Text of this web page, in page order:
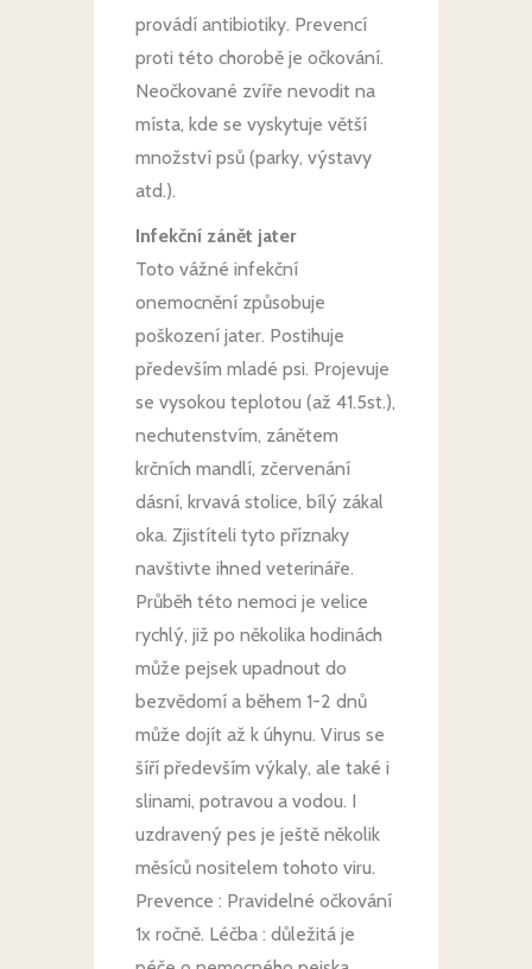
provádí antibiotiky. Prevencí
proti této chorobě je očkování.
Neočkované zvíře nevodit na
místa, kde se vyskytuje větší
množství psů (parky, výstavy
atd.).
Infekční zánět jater
Toto vážné infekční
onemocnění způsobuje
poškození jater. Postihuje
především mladé psi. Projevuje
se vysokou teplotou (až 41.5st.),
nechutenstvím, zánětem
krčních mandlí, zčervenání
dásní, krvavá stolice, bílý zákal
oka. Zjistíteli tyto příznaky
navštivte ihned veterináře.
Průběh této nemoci je velice
rychlý, již po několika hodinách
může pejsek upadnout do
bezvědomí a během 1-2 dnů
může dojít až k úhynu. Virus se
šíří především výkaly, ale také i
slinami, potravou a vodou. I
uzdravený pes je ještě několik
měsíců nositelem tohoto viru.
Prevence : Pravidelné očkování
1x ročně. Léčba : důležitá je